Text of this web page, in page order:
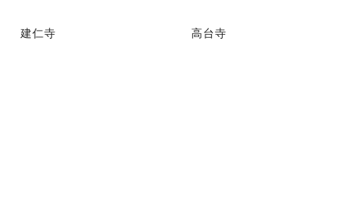
建仁寺 高台寺